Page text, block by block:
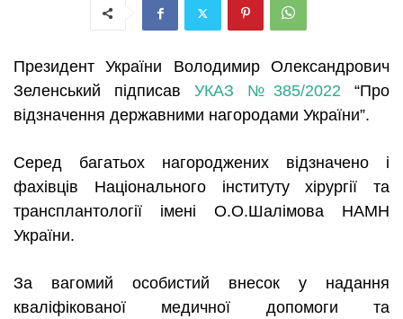
Президент України Володимир Олександрович
Зеленський підписав УКАЗ №385/2022 “Про
відзначення державними нагородами України”.
Серед багатьох нагороджених відзначено і
фахівців Національного інституту хірургії та
трансплантології імені О.О.Шалімова НАМН
України.
За вагомий особистий внесок у надання
кваліфікованої медичної допомоги та